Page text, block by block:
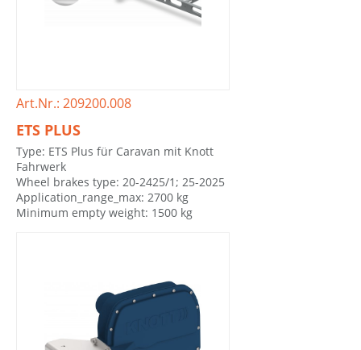
Art.Nr.: 209200.008
ETS PLUS
Type: ETS Plus für Caravan mit Knott
Fahrwerk
Wheel brakes type: 20-2425/1; 25-2025
Application_range_max: 2700 kg
Minimum empty weight: 1500 kg